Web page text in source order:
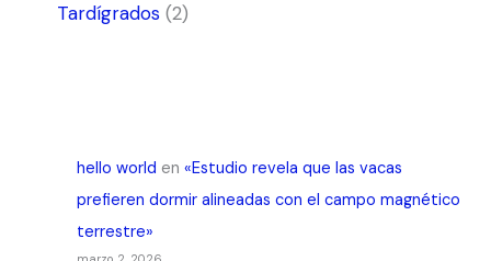
Tardígrados(2)
hello world en «Estudio revela que las vacas
prefieren dormir alineadas con el campo magnético
terrestre»